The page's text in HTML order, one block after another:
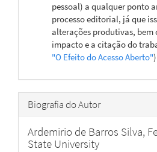
pessoal) a qualquer ponto
processo editorial, já que
alterações produtivas, bem
impacto e a citação do
"O Efeito do Acesso Aberto"
Biografia do Autor
Ardemirio de Barros Silva,
State University